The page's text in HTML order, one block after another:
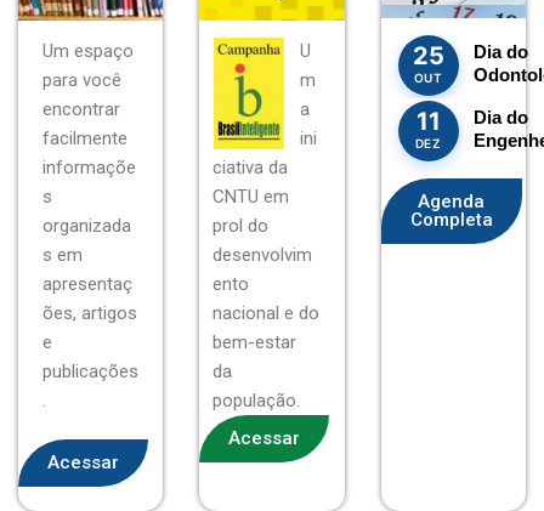
Um espaço
para você
encontrar
facilmente
informaçõe
s
organizada
s em
apresentaç
ões, artigos
e
publicações
Acessar
U
m
a
ini
ciativa da
CNTU em
prol do
desenvolvim
ento
nacional e do
bem-estar
da
população.
Acessar
25
OUT
Dia do
11
DEZ
Dia do
Agenda
Completa